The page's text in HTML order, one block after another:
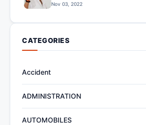
Nov 03, 2022
CATEGORIES
Accident
ADMINISTRATION
AUTOMOBILES